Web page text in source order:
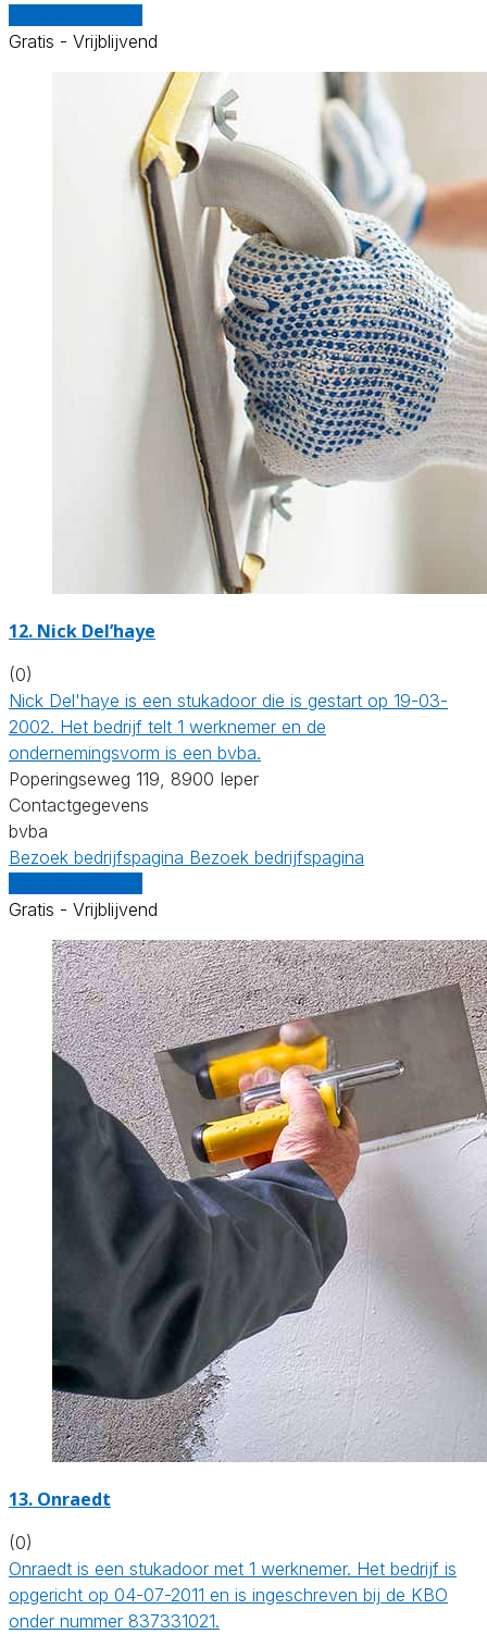
Gratis - Vrijblijvend
12. Nick Del’haye
(0)
Nick Del'haye is een stukadoor die is gestart op 19-03-
2002. Het bedrijf telt 1 werknemer en de
ondernemingsvorm is een bvba.
Poperingseweg 119, 8900 Ieper
Contactgegevens
bvba
Bezoek bedrijfspagina Bezoek bedrijfspagina
Gratis - Vrijblijvend
13. Onraedt
(0)
Onraedt is een stukadoor met 1 werknemer. Het bedrijf is
opgericht op 04-07-2011 en is ingeschreven bij de KBO
onder nummer 837331021.